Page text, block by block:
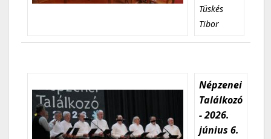
Tüskés
Tibor
Népzenei
Találkozó
- 2026.
június 6.